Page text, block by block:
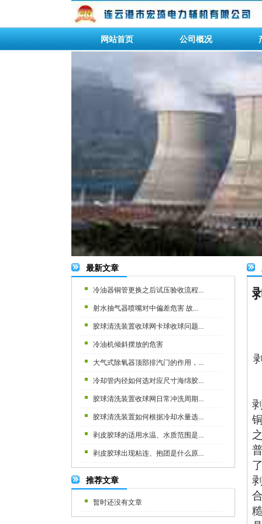
网站首页 公司概况
最新文章
冷油器铜管更换之后试压验收流程...
射水抽气器喷嘴对中偏差危害 故...
胶球清洗装置收球网卡球收球问题...
冷油机倾斜摆放的危害
大气式除氧器顶部排汽门的作用，...
冷却管内径如何选对应尺寸海绵胶...
胶球清洗装置收球网日常冲洗周期...
胶球清洗装置如何根据冷却水量选...
剥皮胶球的适用水温、水质范围是...
剥皮胶球出现粘连、抱团是什么原...
推荐文章
暂时还没有文章